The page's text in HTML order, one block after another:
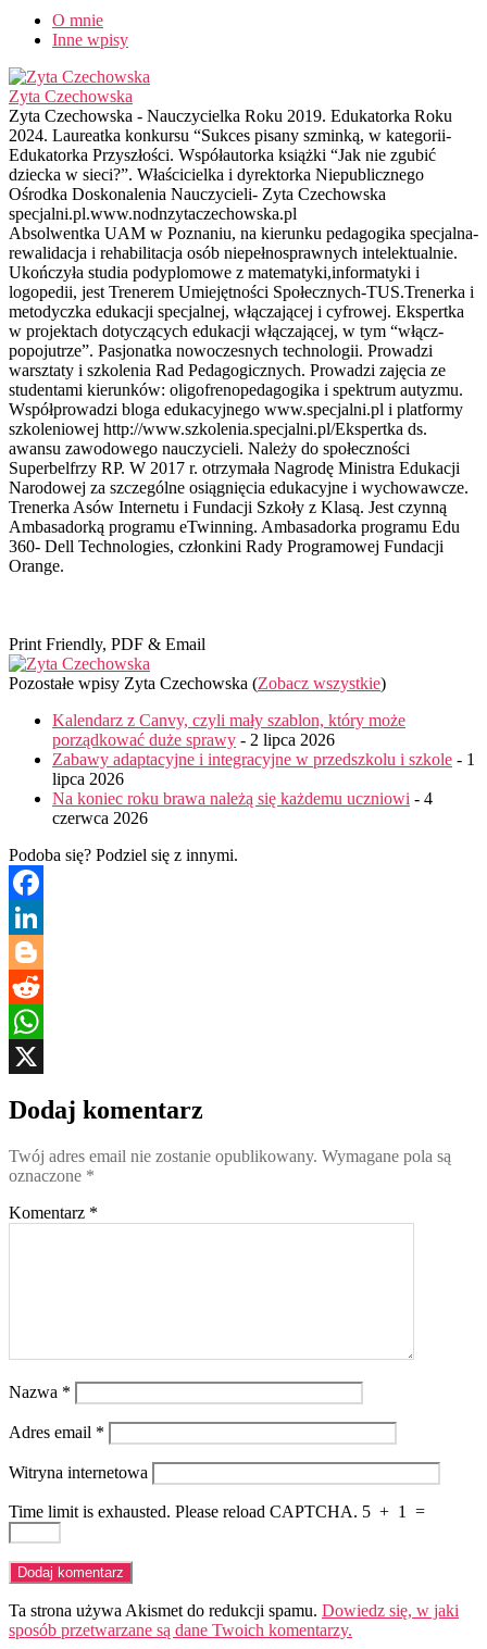
O mnie
Inne wpisy
Zyta Czechowska
Zyta Czechowska - Nauczycielka Roku 2019. Edukatorka Roku
2024. Laureatka konkursu “Sukces pisany szminką, w kategorii-
Edukatorka Przyszłości. Współautorka książki “Jak nie zgubić
dziecka w sieci?”. Właścicielka i dyrektorka Niepublicznego
Ośrodka Doskonalenia Nauczycieli- Zyta Czechowska
specjalni.pl.www.nodnzytaczechowska.pl
Absolwentka UAM w Poznaniu, na kierunku pedagogika specjalna-
rewalidacja i rehabilitacja osób niepełnosprawnych intelektualnie.
Ukończyła studia podyplomowe z matematyki,informatyki i
logopedii, jest Trenerem Umiejętności Społecznych-TUS.Trenerka i
metodyczka edukacji specjalnej, włączającej i cyfrowej. Ekspertka
w projektach dotyczących edukacji włączającej, w tym “włącz-
popojutrze”. Pasjonatka nowoczesnych technologii. Prowadzi
warsztaty i szkolenia Rad Pedagogicznych. Prowadzi zajęcia ze
studentami kierunków: oligofrenopedagogika i spektrum autyzmu.
Współprowadzi bloga edukacyjnego www.specjalni.pl i platformy
szkoleniowej http://www.szkolenia.specjalni.pl/Ekspertka ds.
awansu zawodowego nauczycieli. Należy do społeczności
Superbelfrzy RP. W 2017 r. otrzymała Nagrodę Ministra Edukacji
Narodowej za szczególne osiągnięcia edukacyjne i wychowawcze.
Trenerka Asów Internetu i Fundacji Szkoły z Klasą. Jest czynną
Ambasadorką programu eTwinning. Ambasadorka programu Edu
360- Dell Technologies, członkini Rady Programowej Fundacji
Orange.
Print Friendly, PDF & Email
Pozostałe wpisy Zyta Czechowska (Zobacz wszystkie)
Kalendarz z Canvy, czyli mały szablon, który może
porządkować duże sprawy - 2 lipca 2026
Zabawy adaptacyjne i integracyjne w przedszkolu i szkole - 1
lipca 2026
Na koniec roku brawa należą się każdemu uczniowi - 4
czerwca 2026
Podoba się? Podziel się z innymi.
Facebook
LinkedIn
Blogger
Reddit
WhatsApp
Dodaj komentarz
Twój adres email nie zostanie opublikowany. Wymagane pola są
oznaczone *
Komentarz *
Nazwa *
Adres email *
Witryna internetowa
Time limit is exhausted. Please reload CAPTCHA. 5 + 1 =
Ta strona używa Akismet do redukcji spamu. Dowiedz się, w jaki
sposób przetwarzane są dane Twoich komentarzy.